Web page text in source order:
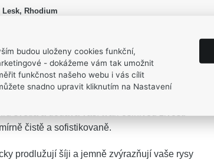
Lesk, Rhodium
součástí vašeho každodenního příběhu. Jejich
světla a dodává vaší tváři oslnivou živost.
čistě a sofistikovaně.
prodlužují šíji a jemně zvýrazňují vaše rysy
budou uloženy cookies funkční,
- dokážeme vám tak umožnit
funkčnost našeho webu i vás cílit
snadno upravit kliknutím na Nastavení